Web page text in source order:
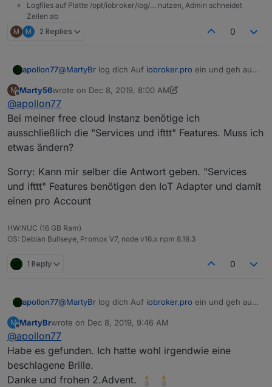
Logfiles auf Platte /opt/iobroker/log/… nutzen, Admin schneidet
Zeilen ab
M M 2 Replies 0
apollon77@MartyBr log dich Auf iobroker.pro ein und geh auf
stehen auch aktuelle Laufzeiten.
M
Offline
Marty56wrote on Dec 8, 2019, 8:00 AM
last edited by Marty56 Dec 8, 2019, 9:04 AM
@apollon77
Bei meiner free cloud Instanz benötige ich
ausschließlich die "Services und ifttt" Features. Muss ich
etwas ändern?
Sorry: Kann mir selber die Antwort geben. "Services
und ifttt" Features benötigen den IoT Adapter und damit
einen pro Account
HW:NUC (16 GB Ram)
OS: Debian Bullseye, Promox V7, node v16.x npm 8.19.3
1 Reply 0
apollon77@MartyBr log dich Auf iobroker.pro ein und geh auf
stehen auch aktuelle Laufzeiten.
M
Offline
MartyBrwrote on Dec 8, 2019, 9:46 AM
last edited by
@apollon77
Habe es gefunden. Ich hatte wohl irgendwie eine
beschlagene Brille.
Danke und frohen 2.Advent.